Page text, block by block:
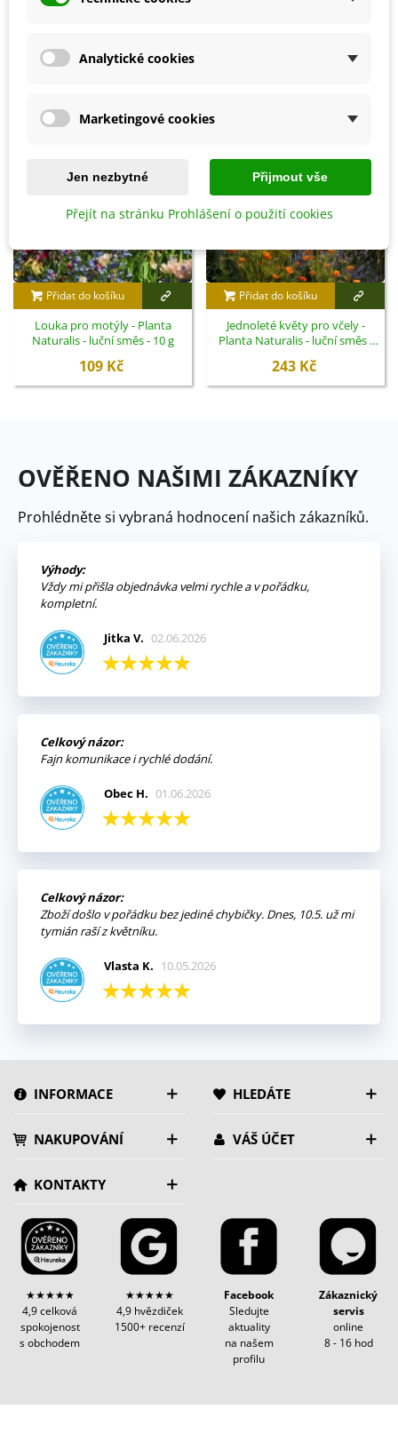
SOUVISEJÍCÍ PRODUKTY
Přidat do košíku
Louka pro motýly - Planta
Naturalis - luční směs - 10 g
109 Kč
Přidat do košíku
Jednoleté květy pro včely -
Planta Naturalis - luční směs -
243 Kč
OVĚŘENO NAŠIMI ZÁKAZNÍKY
Prohlédněte si vybraná hodnocení našich zákazníků.
Výhody:
Vždy mi přišla objednávka velmi rychle a v pořádku,
kompletní.
Jitka V. 02.06.2026
Celkový názor:
Fajn komunikace i rychlé dodání.
Obec H. 01.06.2026
Celkový názor:
Zboží došlo v pořádku bez jediné chybičky. Dnes, 10.5. už mi
tymián raší z květníku.
Vlasta K. 10.05.2026
INFORMACE HLEDÁTE
NAKUPOVÁNÍ VÁŠ ÚČET
KONTAKTY
★★★★★
4,9 celková
spokojenost
s obchodem
★★★★★
4,9 hvězdiček
1500+ recenzí
Facebook
Sledujte
aktuality
na našem
profilu
Zákaznický
servis
online
8 - 16 hod
Analytické cookies
Marketingové cookies
Jen nezbytné Přijmout vše
Přejít na stránku Prohlášení o použití cookies